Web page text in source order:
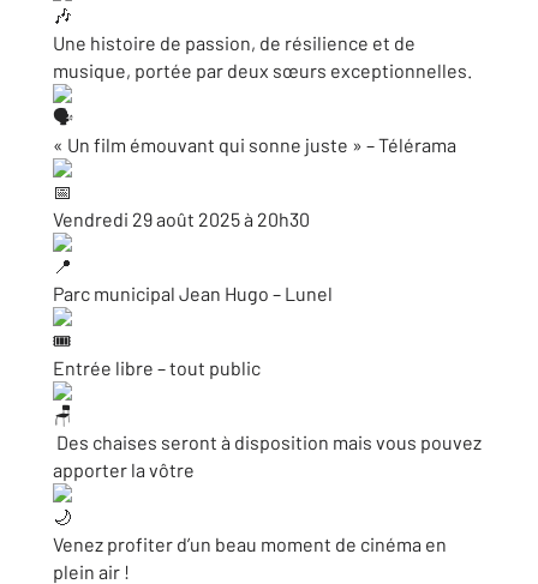
Une histoire de passion, de résilience et de
musique, portée par deux sœurs exceptionnelles.
« Un film émouvant qui sonne juste » – Télérama
Vendredi 29 août 2025 à 20h30
Parc municipal Jean Hugo – Lunel
Entrée libre – tout public
​ Des chaises seront à disposition mais vous pouvez
apporter la vôtre
Venez profiter d’un beau moment de cinéma en
plein air !